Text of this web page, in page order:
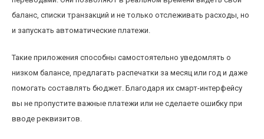
баланс, списки транзакций и не только отслеживать расходы, но
и запускать автоматические платежи.
Такие приложения способны самостоятельно уведомлять о
низком балансе, предлагать распечатки за месяц или год и даже
помогать составлять бюджет. Благодаря их смарт-интерфейсу
вы не пропустите важные платежи или не сделаете ошибку при
вводе реквизитов.